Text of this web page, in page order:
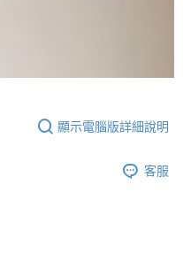
顯示電腦版詳細說明
客服